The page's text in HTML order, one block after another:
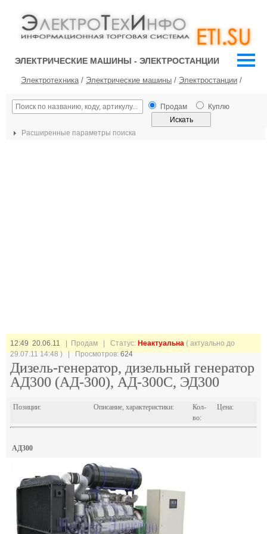
ЭЛЕКТРИЧЕСКИЕ МАШИНЫ - ЭЛЕКТРОСТАНЦИИ
Электротехника/ Электрические машины / Электростанции /
Продам Куплю
Расширенные параметры поиска
12:49 20.06.11 | Продам | Статус: Неактуальна ( актуально до
29.07.11 14:48 ) | Просмотров:624
Дизель-генератор, дизельный генератор
АД300 (АД-300), АД-300С, ЭД300
Позиции: Описание, характеристики:
Кол-
во:
Цена:
АД300